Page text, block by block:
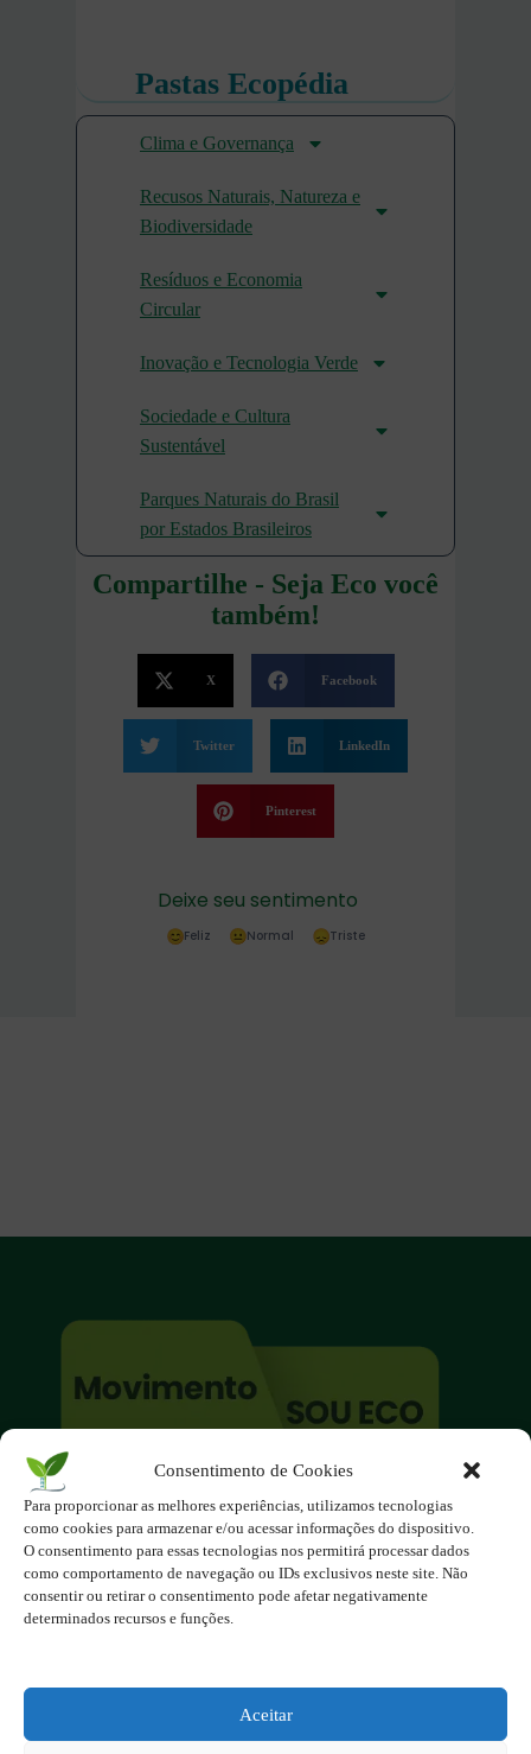
Consentimento de Cookies
Para proporcionar as melhores experiências, utilizamos tecnologias
como cookies para armazenar e/ou acessar informações do dispositivo.
O consentimento para essas tecnologias nos permitirá processar dados
como comportamento de navegação ou IDs exclusivos neste site. Não
consentir ou retirar o consentimento pode afetar negativamente
determinados recursos e funções.
Aceitar
Pastas Ecopédia
Clima e Governança
Recusos Naturais, Natureza e
Biodiversidade
Resíduos e Economia
Circular
Inovação e Tecnologia Verde
Sociedade e Cultura
Sustentável
Parques Naturais do Brasil
por Estados Brasileiros
Compartilhe - Seja Eco você
também!
X Facebook
Twitter LinkedIn
Pinterest
Deixe seu sentimento
Feliz Normal Triste
O site é um movimento ambientalista!
Participe você também!
Podemos fazer muito
se nos unirmos!
Inscreva-se na Newsletter